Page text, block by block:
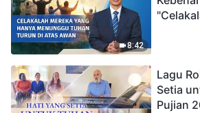
8:42
Lagu
Setia
Pujian